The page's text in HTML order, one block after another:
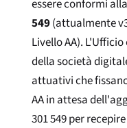
essere conformi
549(attualmente
Livello AA).
della società
attuativi che
AA in attesa
301 549 per recepire